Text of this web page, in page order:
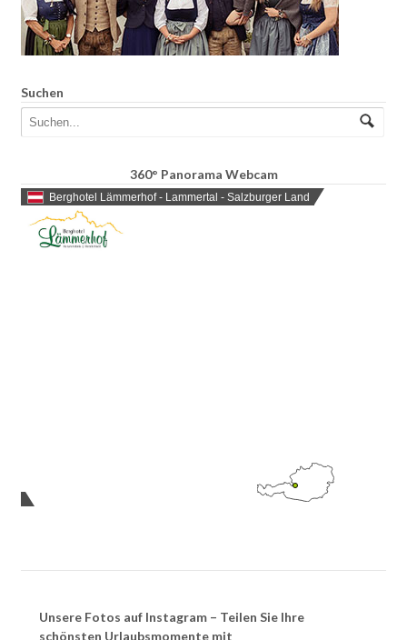
Suchen
360° Panorama Webcam
Berghotel Lämmerhof - Lammertal - Salzburger Land
Unsere Fotos auf Instagram – Teilen Sie Ihre
schönsten Urlaubsmomente mit